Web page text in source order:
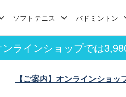
ソフトテニス バドミントン
ンラインショップでは
【ご案内】オンラインショ